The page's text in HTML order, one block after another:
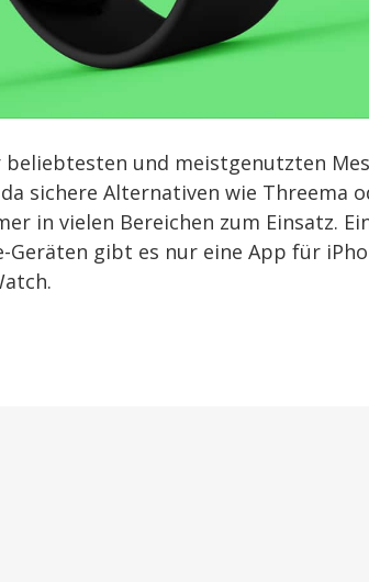
und meistgenutzten
sichere Alternativen wie Threema
in vielen Bereichen zum Einsatz.
Geräten gibt es nur eine App für